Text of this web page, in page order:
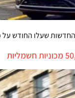
שעלו החודש על